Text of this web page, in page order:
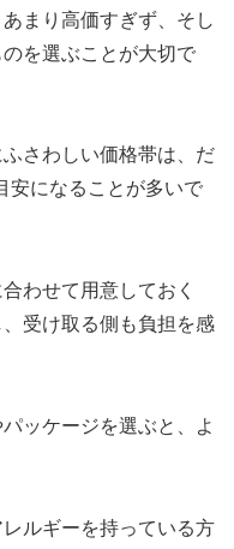
まり高価すぎず、そし
を選ぶことが大切で
さわしい価格帯は、だ
安になることが多いで
わせて用意しておく
受け取る側も負担を感
ッケージを選ぶと、よ
ルギーを持っている方